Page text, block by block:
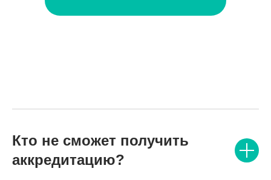
Кто не сможет получить
аккредитацию?